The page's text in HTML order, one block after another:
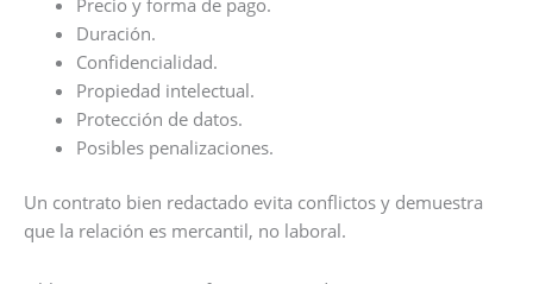
Precio y forma de pago.
Duración.
Confidencialidad.
Propiedad intelectual.
Protección de datos.
Posibles penalizaciones.
Un contrato bien redactado evita conflictos y demuestra
que la relación es mercantil, no laboral.